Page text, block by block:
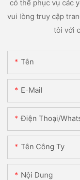
có thể phục vụ các
vui lòng truy cập
tôi với
Tên
E-Mail
Điện Thoại/
Tên Công Ty
Nội Dung